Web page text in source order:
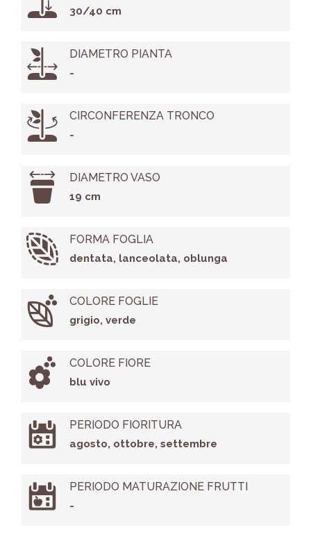
30/40 cm
DIAMETRO PIANTA
-
CIRCONFERENZA TRONCO
-
DIAMETRO VASO
19 cm
FORMA FOGLIA
dentata, lanceolata, oblunga
COLORE FOGLIE
grigio, verde
COLORE FIORE
blu vivo
PERIODO FIORITURA
agosto, ottobre, settembre
PERIODO MATURAZIONE FRUTTI
-